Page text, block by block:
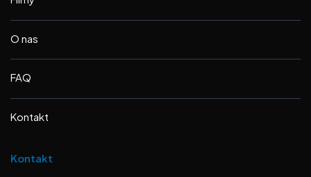
O nas
FAQ
Kontakt
Kontakt